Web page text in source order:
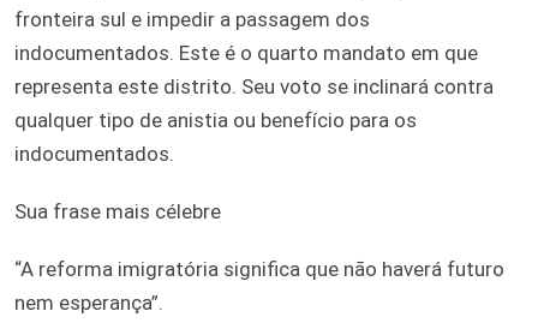
fronteira sul e impedir a passagem dos
indocumentados. Este é o quarto mandato em que
representa este distrito. Seu voto se inclinará contra
qualquer tipo de anistia ou benefício para os
indocumentados.
Sua frase mais célebre
“A reforma imigratória significa que não haverá futuro
nem esperança”.